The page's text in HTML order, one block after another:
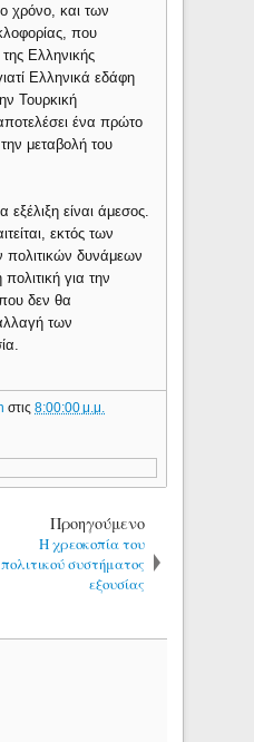
χρόνο, και των
που
Ελληνικής
Ελληνικά εδάφη
Τουρκική
ένα πρώτο
μεταβολή του
εξέλιξη είναι άμεσος.
εκτός των
δυνάμεων
για την
δεν θα
των
στις8:00:00 μ.μ.
Προηγούμενο
Η χρεοκοπία του
πολιτικού συστήματος
εξουσίας